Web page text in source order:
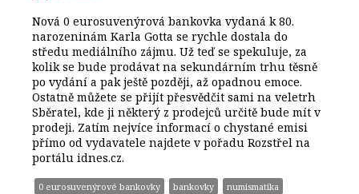
Nová 0 eurosuvenýrová bankovka vydaná k 80.
narozeninám Karla Gotta se rychle dostala do
středu mediálního zájmu. Už teď se spekuluje, za
kolik se bude prodávat na sekundárním trhu těsně
po vydání a pak ještě později, až opadnou emoce.
Ostatně můžete se přijít přesvědčit sami na veletrh
Sběratel, kde ji některý z prodejců určitě bude mít v
prodeji. Zatím nejvíce informací o chystané emisi
přímo od vydavatele najdete v pořadu Rozstřel na
portálu idnes.cz.
0 eurosuvenýrové bankovky bankovky numismatika